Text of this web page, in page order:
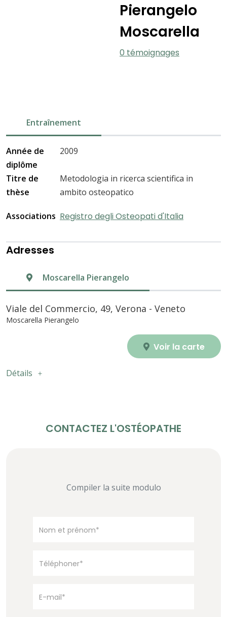
Pierangelo
Moscarella
0 témoignages
Entraînement
Année de
diplôme
2009
Titre de
thèse
Metodologia in ricerca scientifica in
ambito osteopatico
Associations Registro degli Osteopati d'Italia
Adresses
Moscarella Pierangelo
Viale del Commercio, 49, Verona - Veneto
Moscarella Pierangelo
Voir la carte
Détails
CONTACTEZ L'OSTÉOPATHE
Compiler la suite modulo